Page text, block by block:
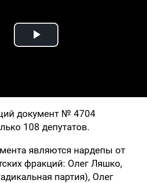
Play Video
документ № 4704
108 депутатов.
являются нардепы от
фракций: Олег Ляшко,
партия), Олег